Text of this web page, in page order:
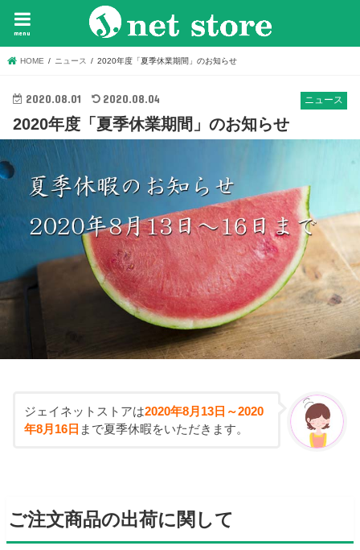
menu
HOME ニュース 2020年度「夏季休業期間」のお知らせ
ニュース
2020.08.01 2020.08.04
2020年度「夏季休業期間」のお知らせ
ジェイネットストアは2020年8月13日～2020
年8月16日 まで夏季休暇をいただきます。
ご注文商品の出荷に関して